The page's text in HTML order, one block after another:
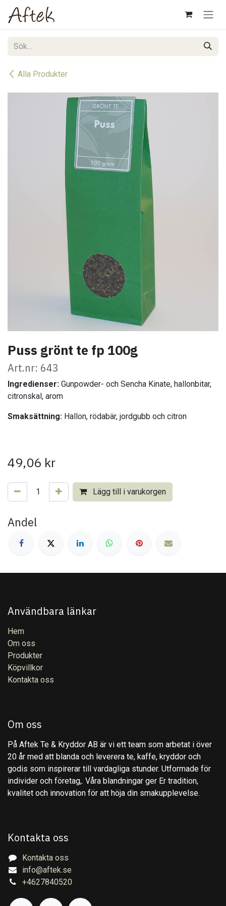
Hoppa till innehåll
Alla Produkter
Puss grönt te fp 100g
Art.nr: 643
Ingredienser: Gunpowder- och Sencha Kinate, hallonbitar,
citronskal, arom
Smaksättning: Hallon, rödabär, jordgubb och citron
49,06 kr
Lägg till i varukorgen
Andel
Användbara länkar
Hem
Om oss
Produkter
Köpvillkor
Kontakta oss
Om oss
På Aftek Te & Kryddor AB är vi ett team som arbetat i över
20 år med att blanda och leverera te, kaffe, kryddor och
godis som inspirerar till vardagliga stunder. Utformade för
individer och företag,. Våra blandningar ger Er tradition,
kvalitet och innovation för att höja din smakupplevelse.
Kontakta oss
Kontakta oss
info@aftek.se
+4627840520